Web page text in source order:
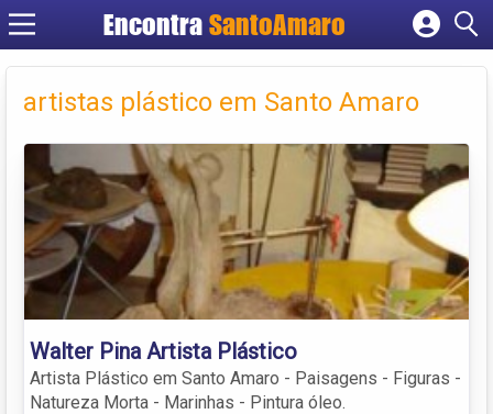
Encontra SantoAmaro
Cadastrar empresa
Criar conta
artistas plástico em Santo Amaro
Walter Pina Artista Plástico
Artista Plástico em Santo Amaro - Paisagens - Figuras -
Natureza Morta - Marinhas - Pintura óleo.